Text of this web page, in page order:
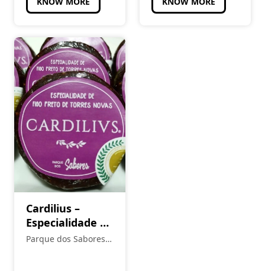
Cardilius –
Especialidade de
Figo de Torres
Parque dos Sabores -